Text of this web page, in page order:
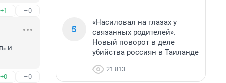
+1 –0
и
+0 –0
5
«Насиловал на глазах у
связанных родителей».
Новый поворот в деле
убийства россиян в Таиланде
21 813